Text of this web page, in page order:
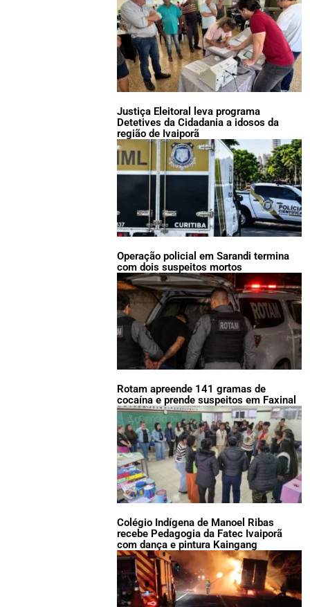
Justiça Eleitoral leva programa
Detetives da Cidadania a idosos da
região de Ivaiporã
Operação policial em Sarandi termina
com dois suspeitos mortos
Rotam apreende 141 gramas de
cocaína e prende suspeitos em Faxinal
Colégio Indígena de Manoel Ribas
recebe Pedagogia da Fatec Ivaiporã
com dança e pintura Kaingang